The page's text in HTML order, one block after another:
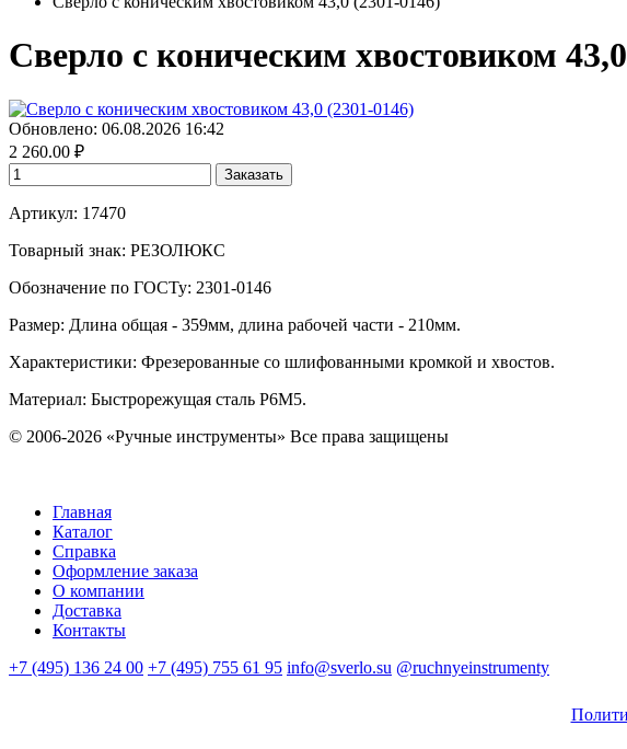
Сверло с коническим хвостовиком
Обновлено: 06.08.2026 16:42
2 260.00 ₽
Заказать
Артикул: 17470
Товарный знак: РЕЗОЛЮКС
Обозначение по ГОСТу: 2301-0146
Размер: Длина общая - 359мм, длина рабочей части - 210мм.
Характеристики: Фрезерованные со шлифованными кромкой и хвостов.
Материал: Быстрорежущая сталь Р6М5.
© 2006-2026 «Ручные инструменты» Все права защищены
Главная
Каталог
Справка
Оформление заказа
О компании
Доставка
Контакты
+7 (495) 136 24 00 +7 (495) 755 61 95 info@sverlo.su @ruchnyeinstrumenty